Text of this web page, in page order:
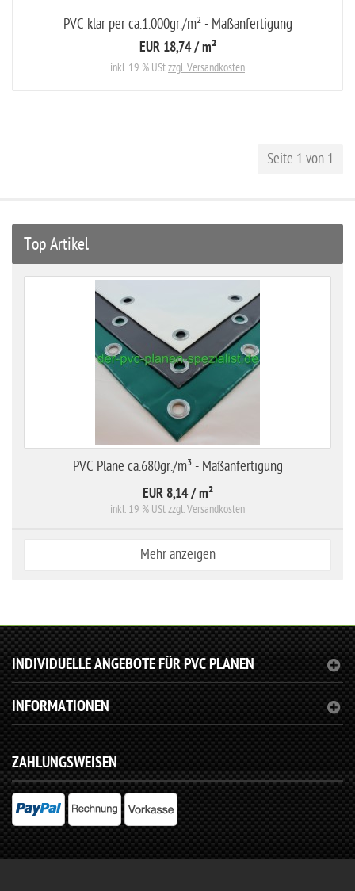
PVC klar per ca.1.000gr./m² - Maßanfertigung
EUR 18,74/ m²
inkl. 19 % UStzzgl. Versandkosten
Seite 1 von 1
Top Artikel
PVC Plane ca.680gr./m³ - Maßanfertigung
EUR 8,14/ m²
inkl. 19 % UStzzgl. Versandkosten
Mehr anzeigen
INDIVIDUELLE ANGEBOTE FÜR PVC PLANEN
INFORMATIONEN
ZAHLUNGSWEISEN